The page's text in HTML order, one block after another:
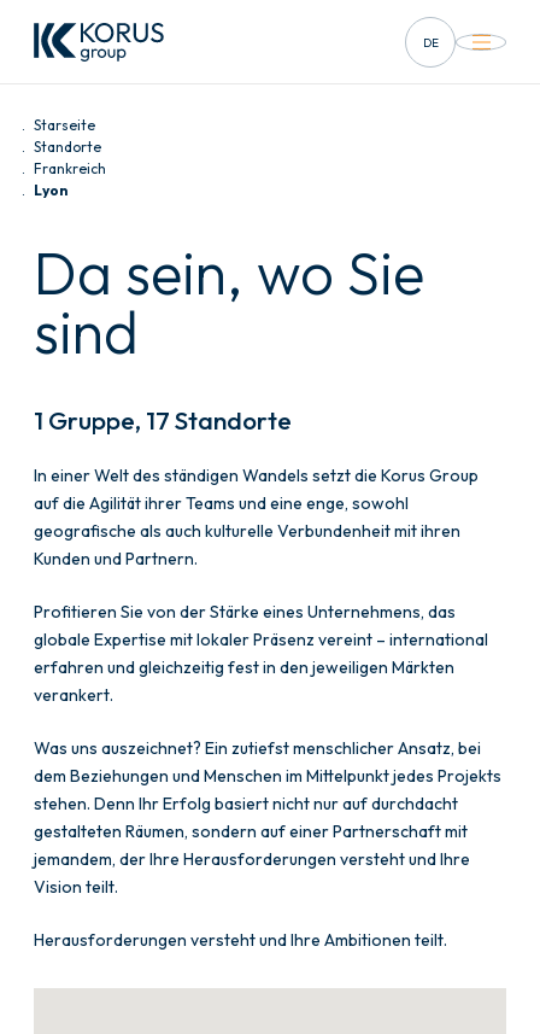
DE
Starseite
Standorte
Frankreich
Lyon
Da sein, wo Sie
sind
1 Gruppe, 17 Standorte
In einer Welt des ständigen Wandels setzt die Korus Group
auf die Agilität ihrer Teams und eine enge, sowohl
geografische als auch kulturelle Verbundenheit mit ihren
Kunden und Partnern.
Profitieren Sie von der Stärke eines Unternehmens, das
globale Expertise mit lokaler Präsenz vereint – international
erfahren und gleichzeitig fest in den jeweiligen Märkten
verankert.
Was uns auszeichnet? Ein zutiefst menschlicher Ansatz, bei
dem Beziehungen und Menschen im Mittelpunkt jedes Projekts
stehen. Denn Ihr Erfolg basiert nicht nur auf durchdacht
gestalteten Räumen, sondern auf einer Partnerschaft mit
jemandem, der Ihre Herausforderungen versteht und Ihre
Vision teilt.
Herausforderungen versteht und Ihre Ambitionen teilt.